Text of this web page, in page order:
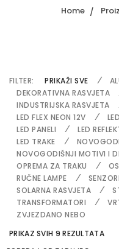
Home
FILTER: PRIKAŽI SVE
DEKORATIVNA RASVJETA
INDUSTRIJSKA RASVJETA
LED FLEX NEON 12V
LED PANELI
LED
LED TRAKE
NOVOGODIŠNJI MOTIVI I
OPREMA ZA TRAKU
RUČNE LAMPE
SENZORI
SOLARNA RASVJETA
TRANSFORMATORI
ZVJEZDANO NEBO
PRIKAZ SVIH 9 REZULTATAS